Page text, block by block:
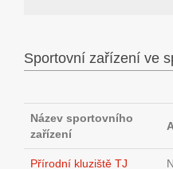
Sportovní zařízení ve
Název sportovního
zařízení
Přírodní kluziště TJ